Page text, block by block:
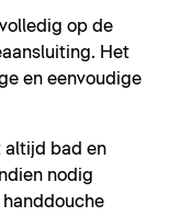
op de
Het
en eenvoudige
altijd bad en
nodig